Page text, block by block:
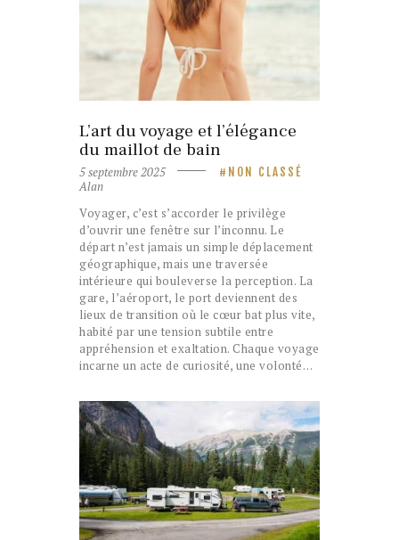
L’art du voyage et l’élégance
du maillot de bain
5 septembre 2025 NON CLASSÉ
Alan
Voyager, c’est s’accorder le privilège
d’ouvrir une fenêtre sur l’inconnu. Le
départ n’est jamais un simple déplacement
géographique, mais une traversée
intérieure qui bouleverse la perception. La
gare, l’aéroport, le port deviennent des
lieux de transition où le cœur bat plus vite,
habité par une tension subtile entre
appréhension et exaltation. Chaque voyage
incarne un acte de curiosité, une volonté…